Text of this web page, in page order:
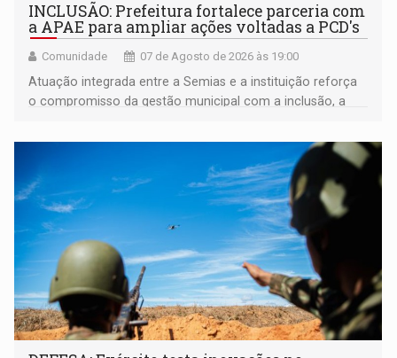
INCLUSÃO: Prefeitura fortalece parceria com
a APAE para ampliar ações voltadas a PCD's
Comunidade 07 de Agosto de 2026 às 19:00
Atuação integrada entre a Semias e a instituição reforça
o compromisso da gestão municipal com a inclusão, a